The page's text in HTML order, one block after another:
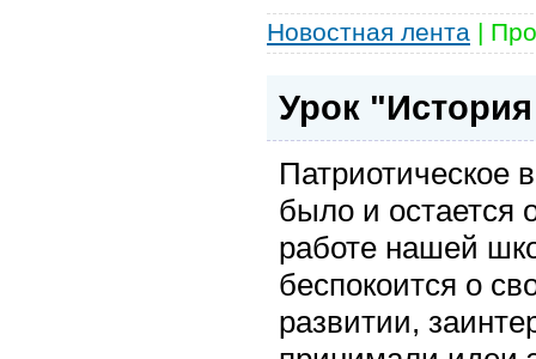
Новостная лента |
Урок
Патриотическое
было и остается
работе нашей
беспокоится о
развитии,